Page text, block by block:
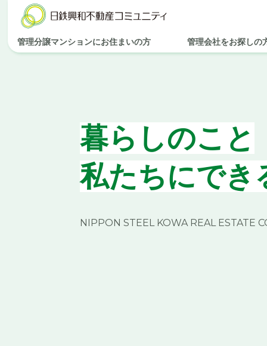
管理分譲マンションにお住まいの方 管理会社をお探しの
暮らしのこと
私たちにでき
NIPPON STEEL KOWA REAL ESTATE